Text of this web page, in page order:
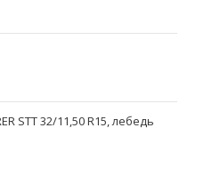
STT 32/11,50 R15, лебедь